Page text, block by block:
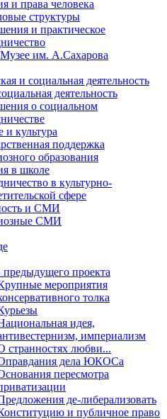
и права человека
структуры
и практическое
им. А.Сахарова
и социальная деятельность
деятельность
о социальном
и культура
поддержка
образования
в школе
в культурно-
сфере
и СМИ
СМИ
проекта
мероприятия
толка
идея,
империализм
странностях любви...
дела ЮКОСа
пересмотра
де-либерализовать
и публичное право